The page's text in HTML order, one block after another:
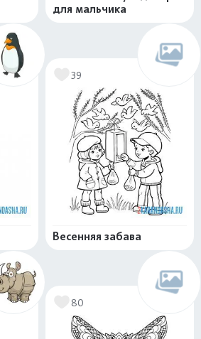
для мальчика
39
Весенняя забава
80